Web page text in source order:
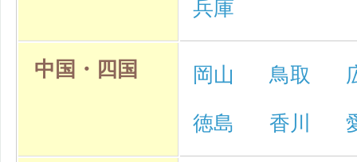
兵庫
中国・四国 岡山 鳥取
徳島 香川